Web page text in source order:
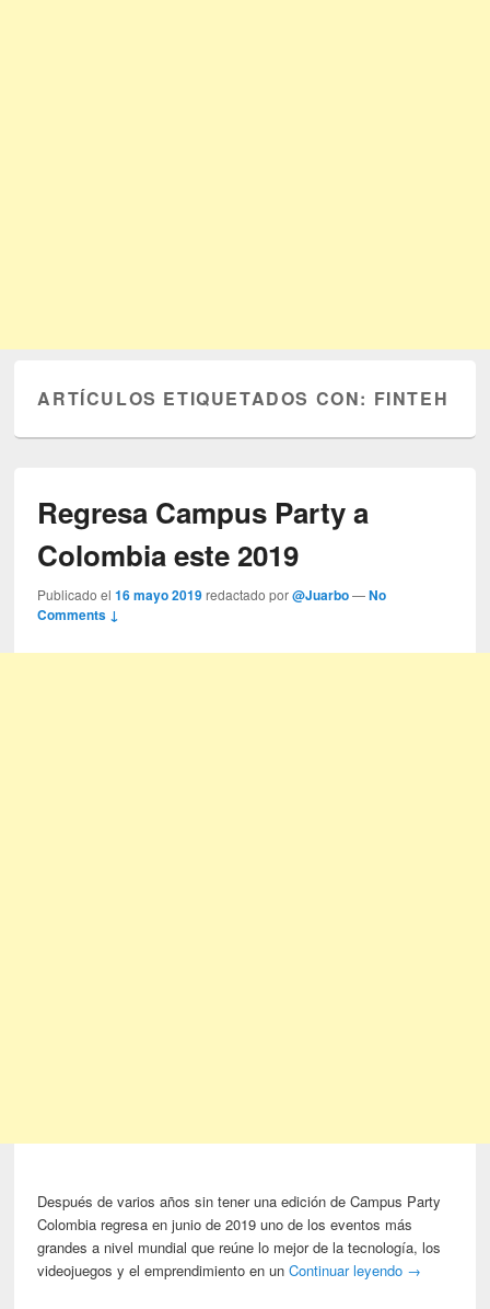
ARTÍCULOS ETIQUETADOS CON: FINTEH
Regresa Campus Party a
Colombia este 2019
Publicado el16 mayo 2019 redactado por@Juarbo —No
Comments ↓
Después de varios años sin tener una edición de Campus Party
Colombia regresa en junio de 2019 uno de los eventos más
grandes a nivel mundial que reúne lo mejor de la tecnología, los
videojuegos y el emprendimiento en unContinuar leyendo →